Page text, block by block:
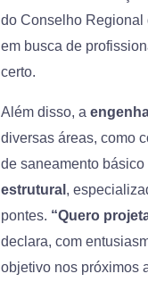
do Conselho Regional
em busca de
certo.
Além disso, a
diversas áreas, como
de saneamento
estrutural ,
pontes. “Quero
declara, com
objetivo nos próximos